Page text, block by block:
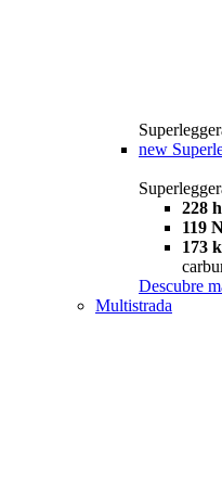
new
228
119
173
Descubre
Multistrada